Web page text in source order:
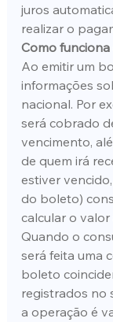
juros
realizar o
Como
Ao emitir um
informações
nacional. Por
será cobrado
vencimento,
de quem irá
estiver
do boleto)
calcular o
Quando o
será feita uma
boleto
registrados no
a operação é